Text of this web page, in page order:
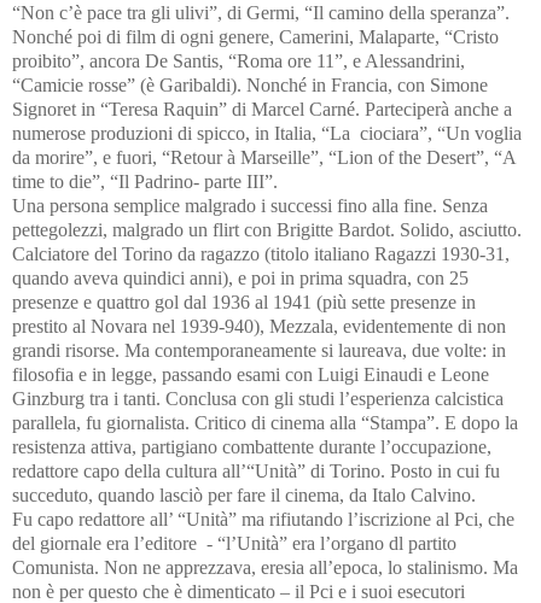
“Non c’è pace tra gli ulivi”, di Germi, “Il camino della speranza”.
Nonché poi di film di ogni genere, Camerini, Malaparte, “Cristo
proibito”, ancora De Santis, “Roma ore 11”, e Alessandrini,
“Camicie rosse” (è Garibaldi). Nonché in Francia, con Simone
Signoret in “Teresa Raquin” di Marcel Carné. Parteciperà anche a
numerose produzioni di spicco, in Italia, “La ciociara”, “Un voglia
da morire”, e fuori, “Retour à Marseille”, “Lion of the Desert”, “A
time to die”, “Il Padrino- parte III”.
Una persona semplice malgrado i successi fino alla fine. Senza
pettegolezzi, malgrado un flirt con Brigitte Bardot. Solido, asciutto.
Calciatore del Torino da ragazzo (titolo italiano Ragazzi 1930-31,
quando aveva quindici anni), e poi in prima squadra, con 25
presenze e quattro gol dal 1936 al 1941 (più sette presenze in
prestito al Novara nel 1939-940), Mezzala, evidentemente di non
grandi risorse. Ma contemporaneamente si laureava, due volte: in
filosofia e in legge, passando esami con Luigi Einaudi e Leone
Ginzburg tra i tanti. Conclusa con gli studi l’esperienza calcistica
parallela, fu giornalista. Critico di cinema alla “Stampa”. E dopo la
resistenza attiva, partigiano combattente durante l’occupazione,
redattore capo della cultura all’“Unità” di Torino. Posto in cui fu
succeduto, quando lasciò per fare il cinema, da Italo Calvino.
Fu capo redattore all’ “Unità” ma rifiutando l’iscrizione al Pci, che
del giornale era l’editore - “l’Unità” era l’organo dl partito
Comunista. Non ne apprezzava, eresia all’epoca, lo stalinismo. Ma
non è per questo che è dimenticato – il Pci e i suoi esecutori